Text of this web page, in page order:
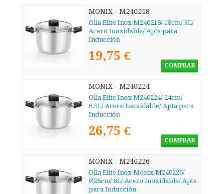
MONIX - M240218
Olla Elite Inox M240218/ 18cm/ 3L/
Acero Inoxidable/ Apta para
Inducción
19,75 €
COMPRAR
MONIX - M240224
Olla Elite Inox M240224/ 24cm/
6.5L/ Acero Inoxidable/ Apta para
Inducción
26,75 €
COMPRAR
MONIX - M240226
Olla Elite Inox Monix M240226/
Ø26cm/ 8L/ Acero Inoxidable/ Apta
para Inducción